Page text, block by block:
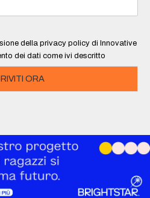
della privacy policy di Innovative
dei dati come ivi descritto
ORA